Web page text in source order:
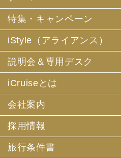
特集・キャンペーン
iStyle（アライアンス）
説明会＆専用デスク
iCruiseとは
会社案内
採用情報
旅行条件書